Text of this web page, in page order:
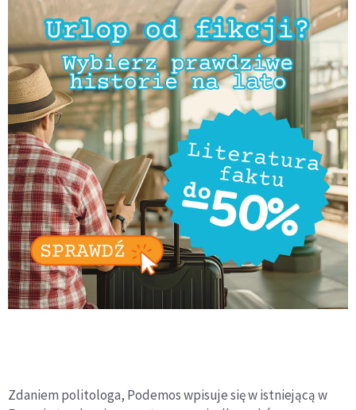
Zdaniem politologa, Podemos wpisuje się w istniejącą w